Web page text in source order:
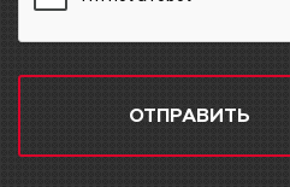
ОТПРАВИТЬ